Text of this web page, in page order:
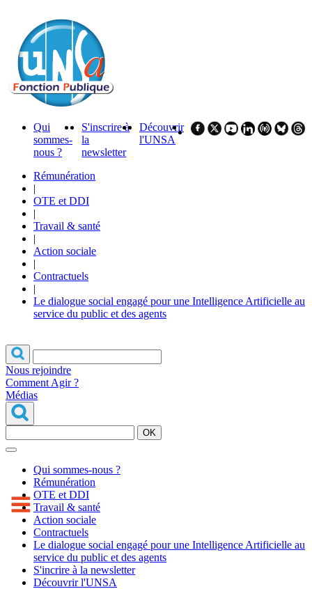
Qui
sommes-
nous ?
S'inscrire à
la
newsletter
Découvrir
l'UNSA
Rémunération
|
OTE et DDI
|
Travail & santé
|
Action sociale
|
Contractuels
|
Le dialogue social engagé pour une Intelligence Artificielle au
service du public et des agents
Nous rejoindre
Comment Agir ?
Médias
OK
Qui sommes-nous ?
Rémunération
OTE et DDI
Travail & santé
Action sociale
Contractuels
Le dialogue social engagé pour une Intelligence Artificielle au
service du public et des agents
S'incrire à la newsletter
Découvrir l'UNSA